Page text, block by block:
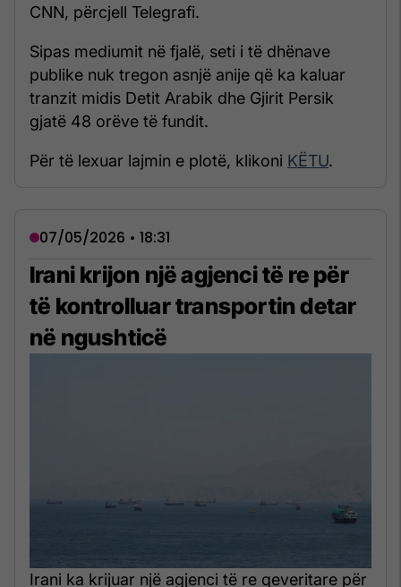
CNN, përcjell Telegrafi.
Sipas mediumit në fjalë, seti i të dhënave
publike nuk tregon asnjë anije që ka kaluar
tranzit midis Detit Arabik dhe Gjirit Persik
gjatë 48 orëve të fundit.
Për të lexuar lajmin e plotë, klikoni KËTU.
07/05/2026 • 18:31
Irani krijon një agjenci të re për
të kontrolluar transportin detar
në ngushticë
Irani ka krijuar një agjenci të re qeveritare për